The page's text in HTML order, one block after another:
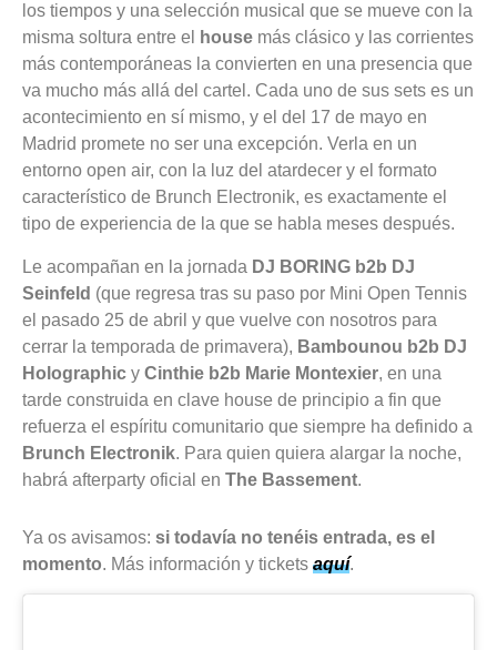
los tiempos y una selección musical que se mueve con la
misma soltura entre el
house más clásico y las corrientes
más contemporáneas la convierten en una presencia que
va mucho más allá del cartel. Cada uno de sus sets es un
acontecimiento en sí mismo, y el del 17 de mayo en
Madrid promete no ser una excepción. Verla en un
entorno open air, con la luz del atardecer y el formato
característico de Brunch Electronik, es exactamente el
tipo de experiencia de la que se habla meses después.
Le acompañan en la jornada DJ BORING b2b DJ
Seinfeld (que regresa tras su paso por Mini Open Tennis
el pasado 25 de abril y que vuelve con nosotros para
cerrar la temporada de primavera), Bambounou b2b DJ
Holographic y Cinthie b2b Marie Montexier, en una
tarde construida en clave house de principio a fin que
refuerza el espíritu comunitario que siempre ha definido a
Brunch Electronik. Para quien quiera alargar la noche,
habrá afterparty oficial en The Bassement.
Ya os avisamos: si todavía no tenéis entrada, es el
momento. Más información y tickets aquí.